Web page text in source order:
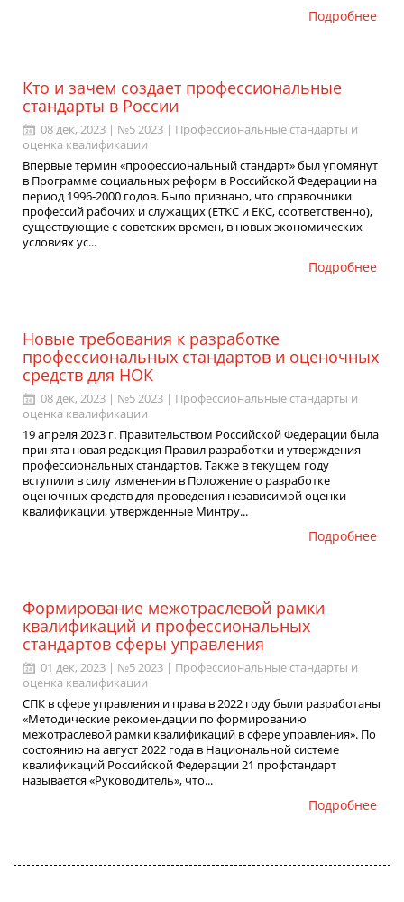
Подробнее
Кто и зачем создает профессиональные
стандарты в России
08 дек, 2023 | №5 2023 | Профессиональные стандарты и
оценка квалификации
Впервые термин «профессиональный стандарт» был упомянут
в Программе социальных реформ в Российской Федерации на
период 1996-2000 годов. Было признано, что справочники
профессий рабочих и служащих (ЕТКС и ЕКС, соответственно),
существующие с советских времен, в новых экономических
условиях ус...
Подробнее
Новые требования к разработке
профессиональных стандартов и оценочных
средств для НОК
08 дек, 2023 | №5 2023 | Профессиональные стандарты и
оценка квалификации
19 апреля 2023 г. Правительством Российской Федерации была
принята новая редакция Правил разработки и утверждения
профессиональных стандартов. Также в текущем году
вступили в силу изменения в Положение о разработке
оценочных средств для проведения независимой оценки
квалификации, утвержденные Минтру...
Подробнее
Формирование межотраслевой рамки
квалификаций и профессиональных
стандартов сферы управления
01 дек, 2023 | №5 2023 | Профессиональные стандарты и
оценка квалификации
СПК в сфере управления и права в 2022 году были разработаны
«Методические рекомендации по формированию
межотраслевой рамки квалификаций в сфере управления». По
состоянию на август 2022 года в Национальной системе
квалификаций Российской Федерации 21 профстандарт
называется «Руководитель», что...
Подробнее